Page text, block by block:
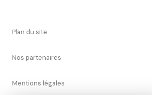
plan du site
nos partenaires
mentions légales